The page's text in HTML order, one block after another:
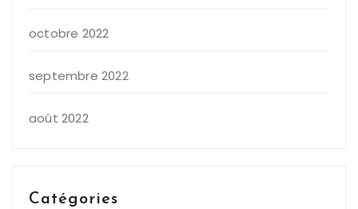
octobre 2022
septembre 2022
août 2022
Catégories